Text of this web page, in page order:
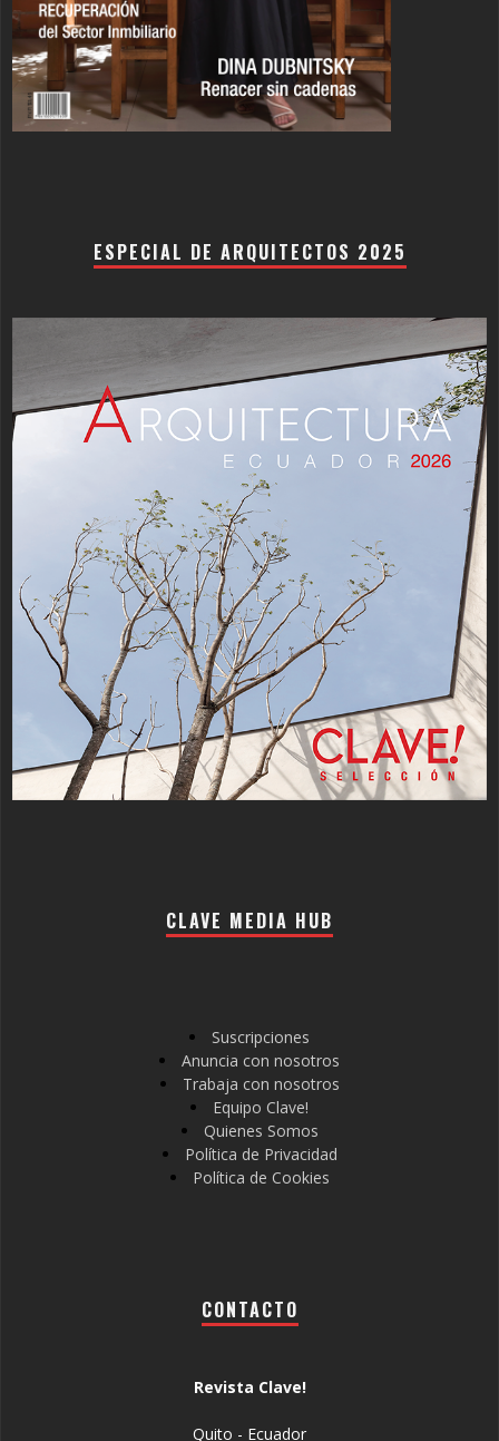
ESPECIAL DE ARQUITECTOS 2025
CLAVE MEDIA HUB
Suscripciones
Anuncia con nosotros
Trabaja con nosotros
Equipo Clave!
Quienes Somos
Política de Privacidad
Política de Cookies
CONTACTO
Revista Clave!
Quito - Ecuador